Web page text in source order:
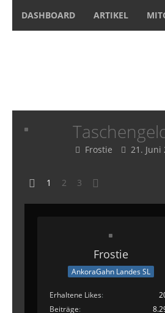
DASHBOARD ARTIKEL
Frostie 21. Juni
1 2 3
Frostie
AnkoraGahn Landes SL
Erhaltene Likes
Beiträge